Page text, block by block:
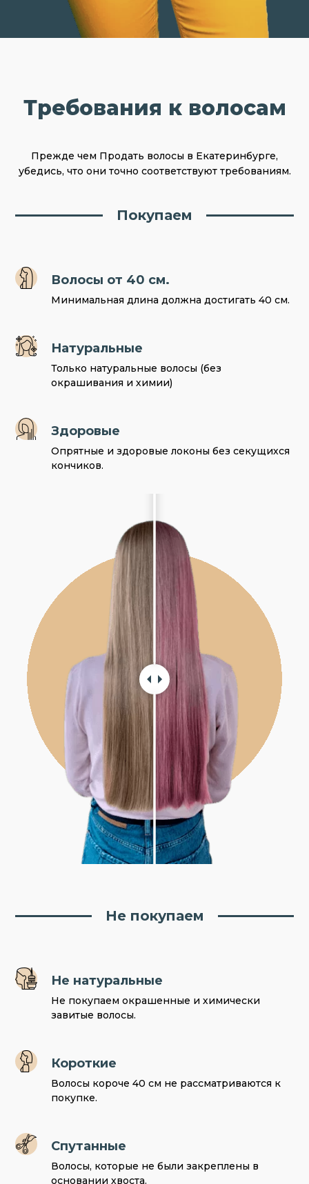
Требования к волосам
Прежде чем Продать волосы в Екатеринбурге,
убедись, что они точно соответствуют требованиям.
Покупаем
Волосы от 40 см.
Минимальная длина должна достигать 40 см.
Натуральные
Только натуральные волосы (без
окрашивания и химии)
Здоровые
Опрятные и здоровые локоны без секущихся
кончиков.
Не покупаем
Не натуральные
Не покупаем окрашенные и химически
завитые волосы.
Короткие
Волосы короче 40 см не рассматриваются к
покупке.
Спутанные
Волосы, которые не были закреплены в
основании хвоста.